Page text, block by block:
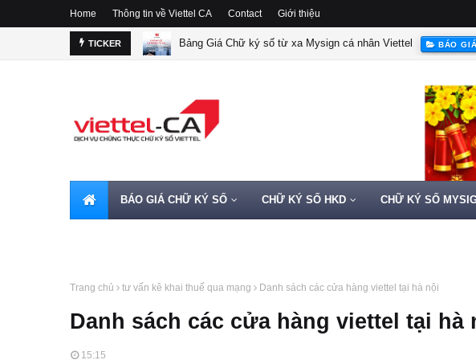
Home Thông tin về Viettel CA Contact Giới thiệu
TICKER Bảng Giá Chữ ký số từ xa Mysign cá nhân Viettel BÁO
BÁO GIÁ CHỮ KÝ SỐ CHỮ KÝ SỐ HKD CHỮ KÝ SỐ
Trang chủ tư vấn kê khai thuế qua mạng Danh sách các cửa hàng viettel tại hà nội
Danh sách các cửa hàng viettel tại hà
15:15